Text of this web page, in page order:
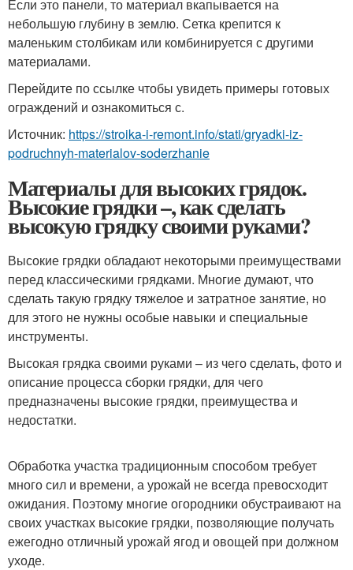
Если это панели, то материал вкапывается на
небольшую глубину в землю. Сетка крепится к
маленьким столбикам или комбинируется с другими
материалами.
Перейдите по ссылке чтобы увидеть примеры готовых
ограждений и ознакомиться с.
Источник: https://stroika-i-remont.info/stati/gryadki-iz-
podruchnyh-materialov-soderzhanie
Материалы для высоких грядок.
Высокие грядки –, как сделать
высокую грядку своими руками?
Высокие грядки обладают некоторыми преимуществами
перед классическими грядками. Многие думают, что
сделать такую грядку тяжелое и затратное занятие, но
для этого не нужны особые навыки и специальные
инструменты.
Высокая грядка своими руками – из чего сделать, фото и
описание процесса сборки грядки, для чего
предназначены высокие грядки, преимущества и
недостатки.
Обработка участка традиционным способом требует
много сил и времени, а урожай не всегда превосходит
ожидания. Поэтому многие огородники обустраивают на
своих участках высокие грядки, позволяющие получать
ежегодно отличный урожай ягод и овощей при должном
уходе.